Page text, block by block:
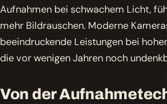
Aufnahmen bei schwachem Licht,
mehr Bildrauschen. Moderne
beeindruckende Leistungen bei
die vor wenigen Jahren noch
Von der